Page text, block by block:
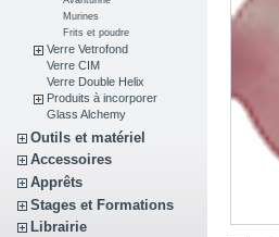
Murines
Frits et poudre
Verre Vetrofond
Verre CIM
Verre Double Helix
Produits à incorporer
Glass Alchemy
Outils et matériel
Accessoires
Apprêts
Stages et Formations
Librairie